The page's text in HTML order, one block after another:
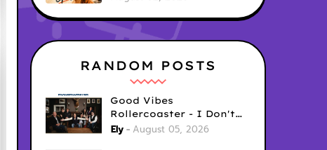
RANDOM POSTS
Good Vibes
Rollercoaster - I Don't
Care
Ely August 05, 2026